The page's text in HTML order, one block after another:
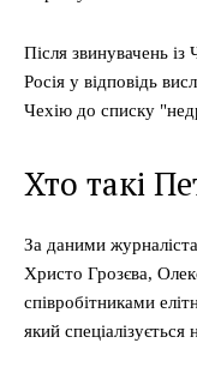
Після звинувачень із
Росія у відповідь
Чехію до списку
Хто такі
За даними
Христо Грозєва,
співробітниками
який